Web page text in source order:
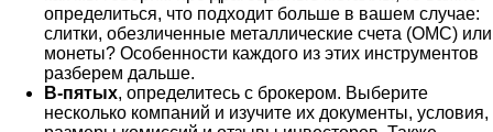
определиться, что подходит больше в вашем случае:
слитки, обезличенные металлические счета (ОМС) или
монеты? Особенности каждого из этих инструментов
разберем дальше.
В-пятых, определитесь с брокером. Выберите
несколько компаний и изучите их документы, условия,